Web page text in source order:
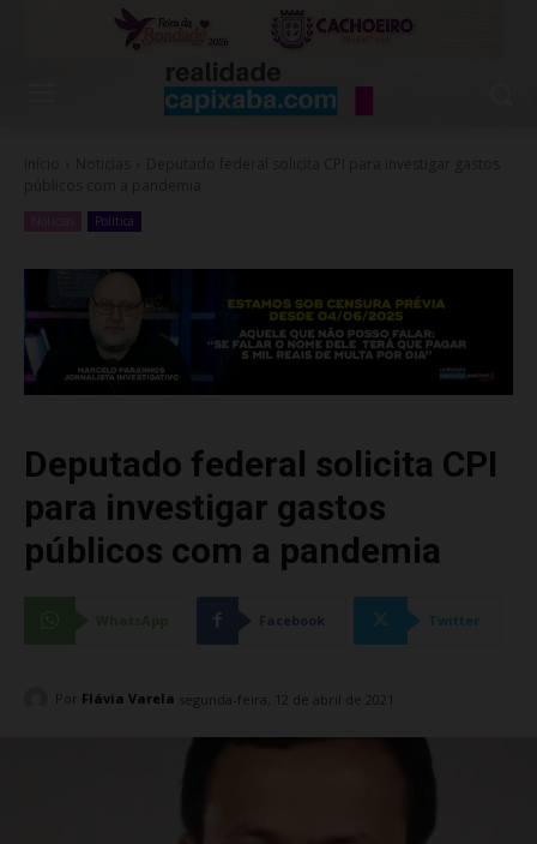
Política
Deputado federal solicita CPI
para investigar gastos
públicos com a pandemia
Facebook Twitter
Por Flávia Varela segunda-feira, 12 de abril de 2021